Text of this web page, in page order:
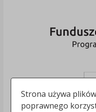
Strona używa
poprawnego